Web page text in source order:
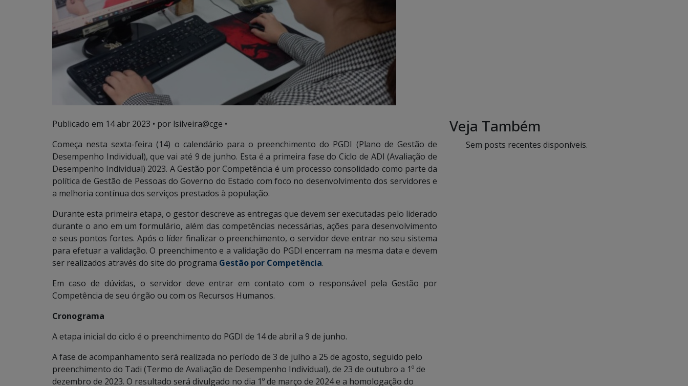
Publicado em 14 abr 2023 • por lsilveira@cge •
Começa nesta sexta-feira (14) o calendário para o preenchimento do PGDI (Plano de Gestão de
Desempenho Individual), que vai até 9 de junho. Esta é a primeira fase do Ciclo de ADI (Avaliação de
Desempenho Individual) 2023. A Gestão por Competência é um processo consolidado como parte da
política de Gestão de Pessoas do Governo do Estado com foco no desenvolvimento dos servidores e
a melhoria contínua dos serviços prestados à população.
Durante esta primeira etapa, o gestor descreve as entregas que devem ser executadas pelo liderado
durante o ano em um formulário, além das competências necessárias, ações para desenvolvimento
e seus pontos fortes. Após o líder finalizar o preenchimento, o servidor deve entrar no seu sistema
para efetuar a validação. O preenchimento e a validação do PGDI encerram na mesma data e devem
ser realizados através do site do programa Gestão por Competência.
Em caso de dúvidas, o servidor deve entrar em contato com o responsável pela Gestão por
Competência de seu órgão ou com os Recursos Humanos.
Cronograma
A etapa inicial do ciclo é o preenchimento do PGDI de 14 de abril a 9 de junho.
A fase de acompanhamento será realizada no período de 3 de julho a 25 de agosto, seguido pelo
preenchimento do Tadi (Termo de Avaliação de Desempenho Individual), de 23 de outubro a 1º de
dezembro de 2023. O resultado será divulgado no dia 1º de março de 2024 e a homologação do
Veja Também
Sem posts recentes disponíveis.